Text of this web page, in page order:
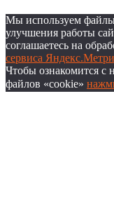
Мы используем
улучшения работы
соглашаетесь на
сервиса
Чтобы ознакомится с
файлов «cookie»